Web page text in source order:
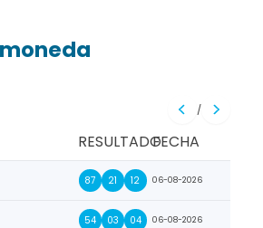
/
RESULTADOFECHA
87 21 12 06-08-2026
54 03 04 06-08-2026